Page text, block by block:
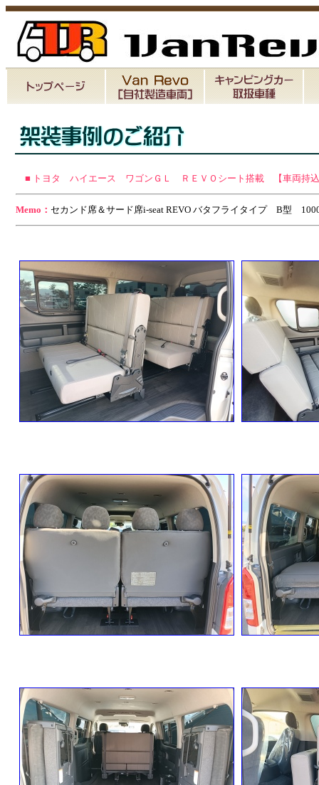
■ トヨタ ハイエース ワゴンＧＬ ＲＥＶＯシート搭載 【車両持
Memo： セカンド席＆サード席i-seat REVO バタフライタイプ B型